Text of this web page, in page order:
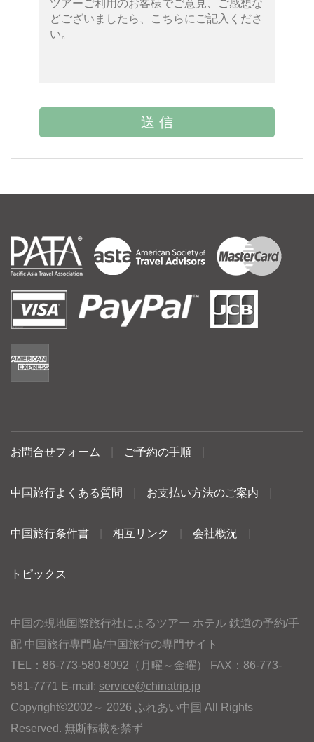
お問合せフォーム ご予約の手順
中国旅行よくある質問 お支払い方法のご案内
中国旅行条件書 相互リンク 会社概況
トピックス
中国の現地国際旅行社によるツアー ホテル 鉄道の予約/手
配 中国旅行専門店/中国旅行の専門サイト
TEL：86-773-580-8092（月曜～金曜） FAX：86-773-
581-7771 E-mail: service@chinatrip.jp
Copyright©2002～ 2026 ふれあい中国 All Rights
Reserved. 無断転載を禁ず